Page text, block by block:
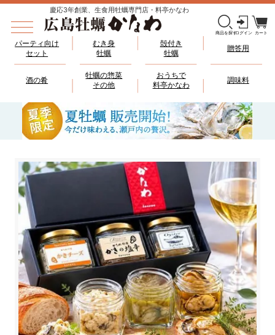
慶応3年創業、生食用牡蠣専門店・料亭かなわ
パーティ向け
セット
むき身
牡蠣
殻付き
牡蠣
贈答用
酒の肴
牡蠣の惣菜
その他
おうちで
料亭かなわ
調味料